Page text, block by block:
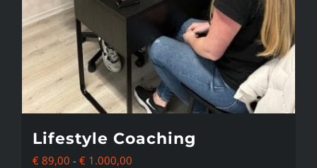
Lifestyle Coaching
€ 89,00 - € 1.000,00